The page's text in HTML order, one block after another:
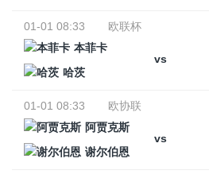
01-01 08:33
欧联杯
本菲卡
vs
哈茨
01-01 08:33
欧协联
阿贾克斯
vs
谢尔伯恩